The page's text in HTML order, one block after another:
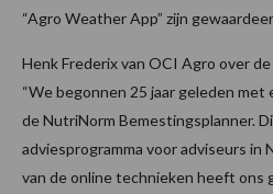
“Agro Weather App” zijn
Henk Frederix van OCI Agro over
“We begonnen 25 jaar geleden
de NutriNorm Bemestingsplanner.
adviesprogramma voor adviseurs in
van de online technieken heeft ons